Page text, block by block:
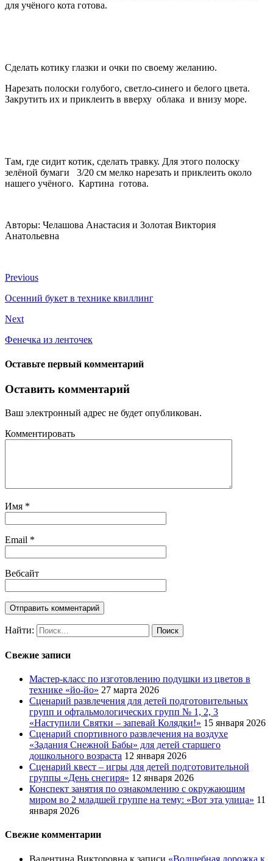
для учёного кота готова.
Сделать котику глазки и очки по своему желанию.
Нарезать полоски голубого, светло-синего и белого цвета.
Закрутить их и приклеить в вверху облака и внизу море.
Там, где сидит котик, сделать травку. Для этого полоску
зелёной бумаги 3/20 см мелко нарезать и приклеить около
нашего учёного. Картина готова.
Авторы: Челашова Анастасия и Золотая Виктория
Анатольевна
Previous
Осенний букет в технике квиллинг
Next
Фенечка из ленточек
Оставьте первый комментарий
Оставить комментарий
Ваш электронный адрес не будет опубликован.
Комментировать
Имя *
Email *
Вебсайт
Найти:
Свежие записи
Мастер-класс по изготовлению подушки из цветов в
технике «йо-йо» 27 марта 2026
Сценарий развлечения для детей подготовительных
групп и офтальмологических групп № 1, 2, 3
«Наступили Святки – запевай Колядки!» 15 января 2026
Сценарий спортивного развлечения на воздухе
«Задания Снежной Бабы» для детей старшего
дошкольного возраста 12 января 2026
Сценарий квест – игры для детей подготовительной
группы «День снегиря» 12 января 2026
Конспект занятия по ознакомлению с окружающим
миром во 2 младшей группе на тему: «Вот эта улица» 11
января 2026
Свежие комментарии
Валентина Викторовна к записи «Волшебная дорожка к